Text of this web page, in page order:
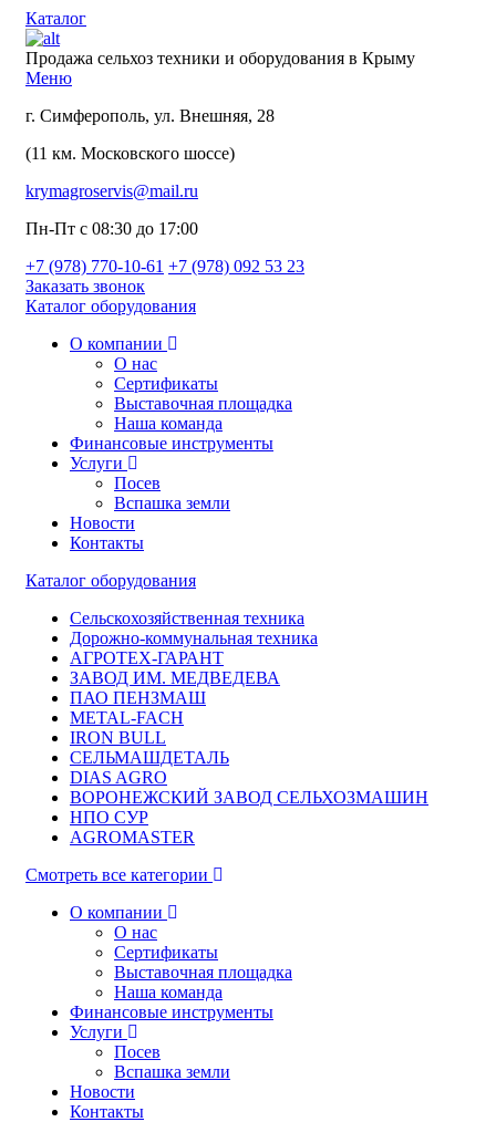
Каталог
Продажа сельхоз техники и оборудования в Крыму
Меню
г. Симферополь, ул. Внешняя, 28
(11 км. Московского шоссе)
krymagroservis@mail.ru
Пн-Пт с 08:30 до 17:00
+7 (978) 770-10-61 +7 (978) 092 53 23
Заказать звонок
Каталог оборудования
О компании
О нас
Сертификаты
Выставочная площадка
Наша команда
Финансовые инструменты
Услуги
Посев
Вспашка земли
Новости
Контакты
Каталог оборудования
Сельскохозяйственная техника
Дорожно-коммунальная техника
АГРОТЕХ-ГАРАНТ
ЗАВОД ИМ. МЕДВЕДЕВА
ПАО ПЕНЗМАШ
METAL-FACH
IRON BULL
СЕЛЬМАШДЕТАЛЬ
DIAS AGRO
ВОРОНЕЖСКИЙ ЗАВОД СЕЛЬХОЗМАШИН
НПО СУР
AGROMASTER
Смотреть все категории
О компании
О нас
Сертификаты
Выставочная площадка
Наша команда
Финансовые инструменты
Услуги
Посев
Вспашка земли
Новости
Контакты